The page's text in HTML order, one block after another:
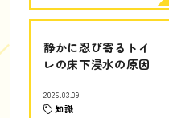
静かに忍び寄るトイ
レの床下浸水の原因
2026.03.09
知識